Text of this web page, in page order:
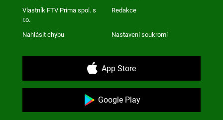
Vlastník FTV Prima spol. s
r.o.
Redakce
Nahlásit chybu Nastavení soukromí
App Store
Google Play